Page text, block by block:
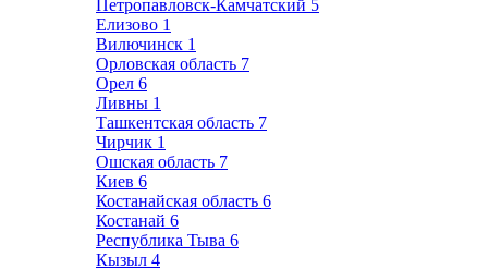
Петропавловск-Камчатский 5
Елизово 1
Вилючинск 1
Орловская область 7
Орел 6
Ливны 1
Ташкентская область 7
Чирчик 1
Ошская область 7
Киев 6
Костанайская область 6
Костанай 6
Республика Тыва 6
Кызыл 4